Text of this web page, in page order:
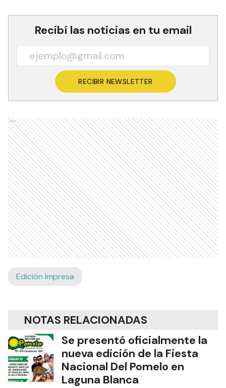
Recibí las noticias en tu email
RECIBIR NEWSLETTER
Ads
Edición Impresa
NOTAS RELACIONADAS
Se presentó oficialmente la
nueva edición de la Fiesta
Nacional Del Pomelo en
Laguna Blanca